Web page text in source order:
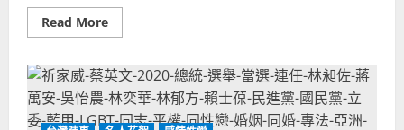
言
人，
營
幕
僚
明
星
Read MoreRead
more
立
強
間
諜
詐